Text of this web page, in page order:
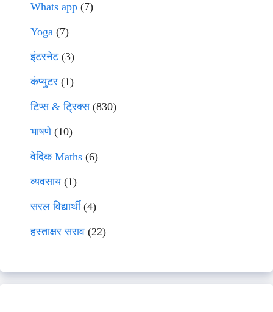
Whats app (7)
Yoga (7)
इंटरनेट(3)
कंप्युटर (1)
टिप्स & ट्रिक्स(830)
भाषणे(10)
वेदिक Maths (6)
व्यवसाय(1)
सरल विद्यार्थी(4)
हस्ताक्षर सराव (22)